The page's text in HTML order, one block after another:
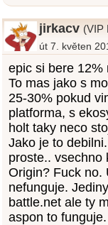
jirkacv (VIP
út 7. květen
epic si bere 12%
To mas jako s
25-30% pokud
platforma, s
holt taky neco
Jako je to
proste.. vsechno
Origin? Fuck no.
nefunguje.
battle.net ale ty
aspon to funguje.